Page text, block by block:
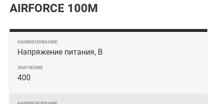
AIRFORCE 100M
Напряжение питания, В
400